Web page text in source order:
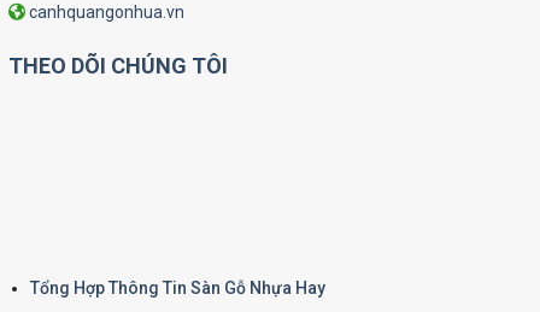
canhquangonhua.vn
THEO DÕI CHÚNG TÔI
Tổng Hợp Thông Tin Sàn Gỗ Nhựa Hay